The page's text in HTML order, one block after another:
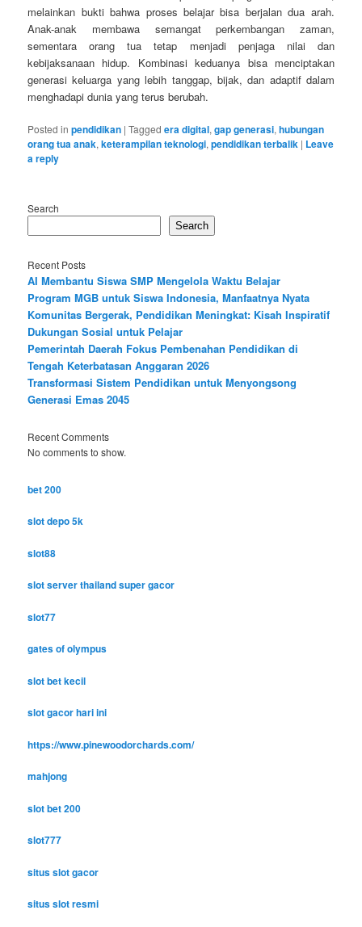
melainkan bukti bahwa proses belajar bisa berjalan dua arah.
Anak-anak membawa semangat perkembangan zaman,
sementara orang tua tetap menjadi penjaga nilai dan
kebijaksanaan hidup. Kombinasi keduanya bisa menciptakan
generasi keluarga yang lebih tanggap, bijak, dan adaptif dalam
menghadapi dunia yang terus berubah.
Posted in pendidikan |Tagged era digital,gap generasi,hubungan
orang tua anak,keterampilan teknologi,pendidikan terbalik | Leave
a reply
Search
Search
Recent Posts
AI Membantu Siswa SMP Mengelola Waktu Belajar
Program MGB untuk Siswa Indonesia, Manfaatnya Nyata
Komunitas Bergerak, Pendidikan Meningkat: Kisah Inspiratif
Dukungan Sosial untuk Pelajar
Pemerintah Daerah Fokus Pembenahan Pendidikan di
Tengah Keterbatasan Anggaran 2026
Transformasi Sistem Pendidikan untuk Menyongsong
Generasi Emas 2045
Recent Comments
No comments to show.
bet 200
slot depo 5k
slot88
slot server thailand super gacor
slot77
gates of olympus
slot bet kecil
slot gacor hari ini
https://www.pinewoodorchards.com/
mahjong
slot bet 200
slot777
situs slot gacor
situs slot resmi